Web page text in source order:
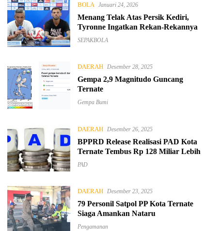
BOLA Januari 24, 2026
Menang Telak Atas Persik Kediri,
Tyronne Ingatkan Rekan-Rekannya
SEPAKBOLA
DAERAH Desember 28, 2025
Gempa 2,9 Magnitudo Guncang
Ternate
Gempa Bumi
DAERAH Desember 26, 2025
BPPRD Release Realisasi PAD Kota
Ternate Tembus Rp 128 Miliar Lebih
PAD
DAERAH Desember 23, 2025
79 Personil Satpol PP Kota Ternate
Siaga Amankan Nataru
Pengamanan